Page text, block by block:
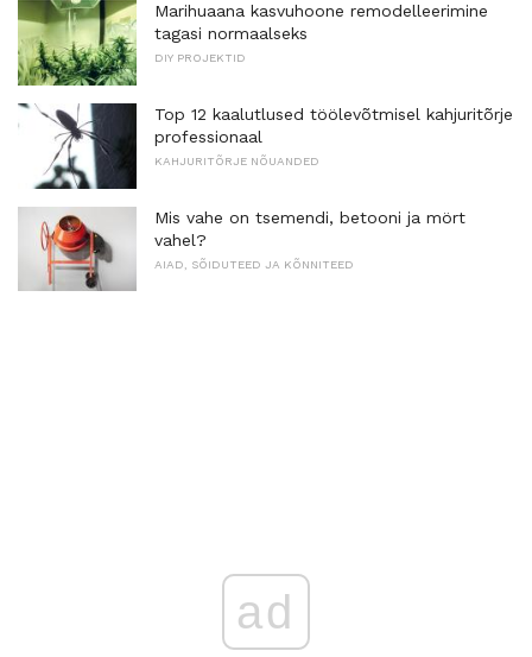
Marihuaana kasvuhoone remodelleerimine
tagasi normaalseks
DIY PROJEKTID
Top 12 kaalutlused töölevõtmisel kahjuritõrje
professionaal
KAHJURITÕRJE NÕUANDED
Mis vahe on tsemendi, betooni ja mört
vahel?
AIAD, SÕIDUTEED JA KÕNNITEED
ad